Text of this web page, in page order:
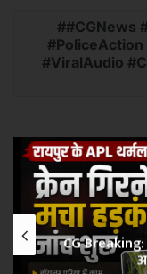
#CGNews
#PoliceAction
#ViralAudio
CG Breaking: